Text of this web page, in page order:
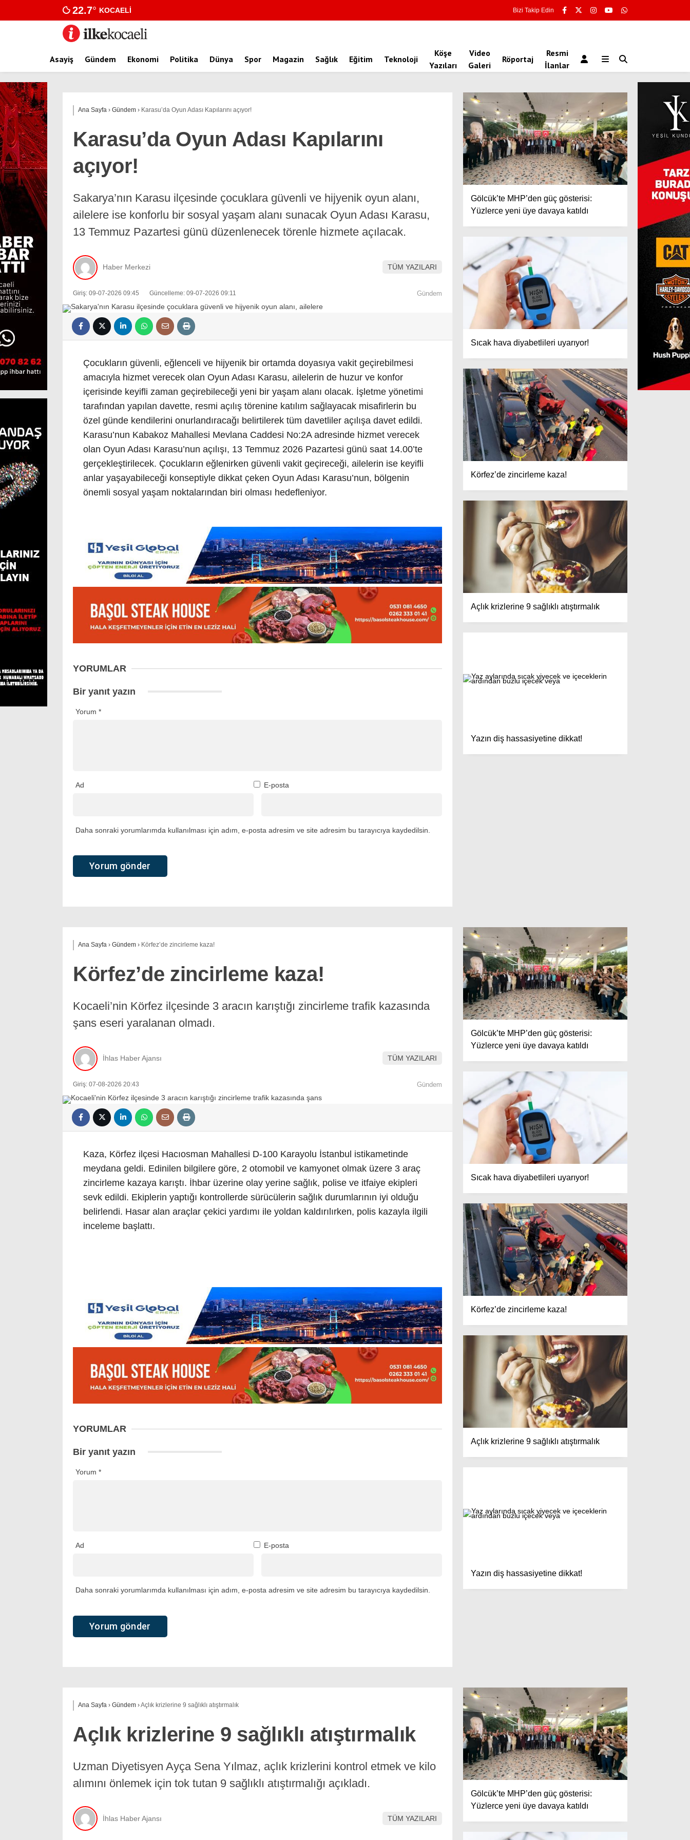
22.7° KOCAELI Bizi Takip Edin
Asayiş Gündem Ekonomi Politika Dünya Spor Magazin Sağlık Eğitim Teknoloji
Köşe
Yazıları
Video
Galeri
Röportaj
Resmi
İlanlar
Ana Sayfa › Gündem › Karasu’da Oyun Adası Kapılarını açıyor!
Karasu’da Oyun Adası Kapılarını
açıyor!
Sakarya’nın Karasu ilçesinde çocuklara güvenli ve hijyenik oyun alanı,
ailelere ise konforlu bir sosyal yaşam alanı sunacak Oyun Adası Karasu,
13 Temmuz Pazartesi günü düzenlenecek törenle hizmete açılacak.
Haber Merkezi TÜM YAZILARI
Giriş: 09-07-2026 09:45 Güncelleme: 09-07-2026 09:11 Gündem
Çocukların güvenli, eğlenceli ve hijyenik bir ortamda doyasıya vakit geçirebilmesi
amacıyla hizmet verecek olan Oyun Adası Karasu, ailelerin de huzur ve konfor
içerisinde keyifli zaman geçirebileceği yeni bir yaşam alanı olacak. İşletme yönetimi
tarafından yapılan davette, resmi açılış törenine katılım sağlayacak misafirlerin bu
özel günde kendilerini onurlandıracağı belirtilerek tüm davetliler açılışa davet edildi.
Karasu’nun Kabakoz Mahallesi Mevlana Caddesi No:2A adresinde hizmet verecek
olan Oyun Adası Karasu’nun açılışı, 13 Temmuz 2026 Pazartesi günü saat 14.00’te
gerçekleştirilecek. Çocukların eğlenirken güvenli vakit geçireceği, ailelerin ise keyifli
anlar yaşayabileceği konseptiyle dikkat çeken Oyun Adası Karasu’nun, bölgenin
önemli sosyal yaşam noktalarından biri olması hedefleniyor.
YORUMLAR
Bir yanıt yazın
Yorum *
Ad E-posta
Daha sonraki yorumlarımda kullanılması için adım, e-posta adresim ve site adresim bu tarayıcıya kaydedilsin.
Gölcük’te MHP’den güç gösterisi:
Yüzlerce yeni üye davaya katıldı
Sıcak hava diyabetlileri uyarıyor!
Körfez’de zincirleme kaza!
Açlık krizlerine 9 sağlıklı atıştırmalık
Yazın diş hassasiyetine dikkat!
Ana Sayfa › Gündem › Körfez’de zincirleme kaza!
Körfez’de zincirleme kaza!
Kocaeli’nin Körfez ilçesinde 3 aracın karıştığı zincirleme trafik kazasında
şans eseri yaralanan olmadı.
İhlas Haber Ajansı TÜM YAZILARI
Giriş: 07-08-2026 20:43 Gündem
Kaza, Körfez ilçesi Hacıosman Mahallesi D-100 Karayolu İstanbul istikametinde
meydana geldi. Edinilen bilgilere göre, 2 otomobil ve kamyonet olmak üzere 3 araç
zincirleme kazaya karıştı. İhbar üzerine olay yerine sağlık, polise ve itfaiye ekipleri
sevk edildi. Ekiplerin yaptığı kontrollerde sürücülerin sağlık durumlarının iyi olduğu
belirlendi. Hasar alan araçlar çekici yardımı ile yoldan kaldırılırken, polis kazayla ilgili
inceleme başlattı.
YORUMLAR
Bir yanıt yazın
Yorum *
Ad E-posta
Daha sonraki yorumlarımda kullanılması için adım, e-posta adresim ve site adresim bu tarayıcıya kaydedilsin.
Gölcük’te MHP’den güç gösterisi:
Yüzlerce yeni üye davaya katıldı
Sıcak hava diyabetlileri uyarıyor!
Körfez’de zincirleme kaza!
Açlık krizlerine 9 sağlıklı atıştırmalık
Yazın diş hassasiyetine dikkat!
Ana Sayfa › Gündem ›Açlık krizlerine 9 sağlıklı atıştırmalık
Açlık krizlerine 9 sağlıklı atıştırmalık
Uzman Diyetisyen Ayça Sena Yılmaz, açlık krizlerini kontrol etmek ve kilo
alımını önlemek için tok tutan 9 sağlıklı atıştırmalığı açıkladı.
İhlas Haber Ajansı TÜM YAZILARI
Gölcük’te MHP’den güç gösterisi:
Yüzlerce yeni üye davaya katıldı